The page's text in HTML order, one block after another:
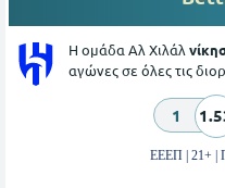
Η ομάδα Αλ Χιλάλ
αγώνες σε όλες τις
1
ΕΕΕΠ | 21+